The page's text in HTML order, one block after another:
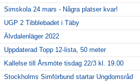
Simskola 24 mars - Några platser kvar!
UGP 2 Tibblebadet i Täby
Älvdalenläger 2022
Uppdaterad Topp 12-lista, 50 meter
Kallelse till Årsmöte tisdag 22/3 kl. 19.00
Stockholms Simförbund startar Ungdomsråd